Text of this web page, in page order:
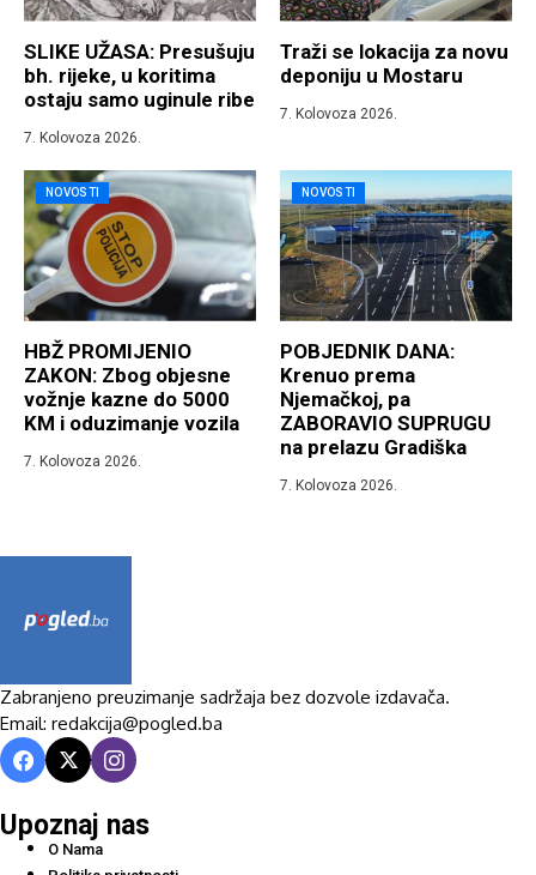
SLIKE UŽASA: Presušuju
bh. rijeke, u koritima
ostaju samo uginule ribe
7. Kolovoza 2026.
Traži se lokacija za novu
deponiju u Mostaru
7. Kolovoza 2026.
NOVOSTI
HBŽ PROMIJENIO
ZAKON: Zbog objesne
vožnje kazne do 5000
KM i oduzimanje vozila
7. Kolovoza 2026.
NOVOSTI
POBJEDNIK DANA:
Krenuo prema
Njemačkoj, pa
ZABORAVIO SUPRUGU
na prelazu Gradiška
7. Kolovoza 2026.
Zabranjeno preuzimanje sadržaja bez dozvole izdavača.
Email: redakcija@pogled.ba
Upoznaj nas
O Nama